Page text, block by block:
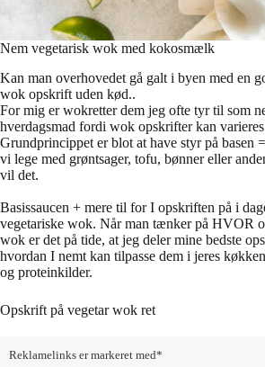
Nem vegetarisk wok med kokosmælk
Kan man overhovedet gå galt i byen med en
wok opskrift uden kød..
For mig er wokretter dem jeg ofte tyr til som
hverdagsmad fordi wok opskrifter kan
Grundprincippet er blot at have styr på basen
vi lege med grøntsager, tofu, bønner eller
vil det.
Basissaucen + mere til for I opskriften på i
vegetariske wok. Når man tænker på HVOR
wok er det på tide, at jeg deler mine bedste
hvordan I nemt kan tilpasse dem i jeres
og proteinkilder.
Opskrift på vegetar wok ret
Reklamelinks er markeret med*